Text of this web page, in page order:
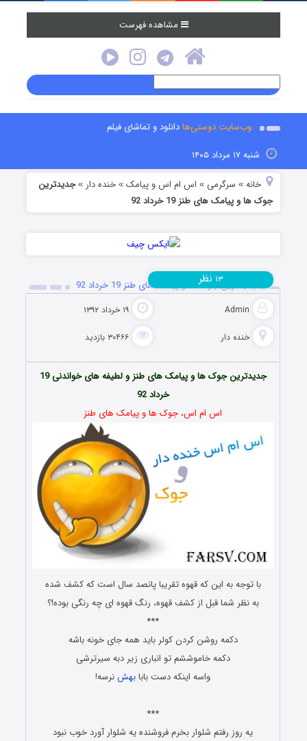
مشاهده فهرست
وب‌سایت دوستی‌هادانلود و تماشای فیلم
شنبه ۱۷ مرداد ۱۴۰۵
خانه » سرگرمی » اس ام اس و پیامک »خنده دار »جدیدترین
جوک ها و پیامک های طنز 19 خرداد 92
جدیدترین جوک ها و پیامک های طنز 19 خرداد 92
Admin ۱۹ خرداد ۱۳۹۲
خنده دار ۳۰۴۶۶ بازدید
۱۳ نظر
جدیدترین جوک ها و پیامک های طنز و لطیفه های خواندنی 19
خرداد 92
اس ام اس، جوک ها و پیامک های طنز
با توجه به این که قهوه تقریبا پانصد سال است که کشف شده
به نظر شما قبل از کشف قهوه، رنگ قهوه ای چه رنگی بوده!؟
***
دکمه روشن کردن کولر باید همه جای خونه باشه
دکمه خاموششم تو انباری زیر دبه سیرترشی
واسه اینکه دست بابابهشنرسه!
***
یه روز رفتم شلوار بخرم فروشنده یه شلوار آورد خوب نبود